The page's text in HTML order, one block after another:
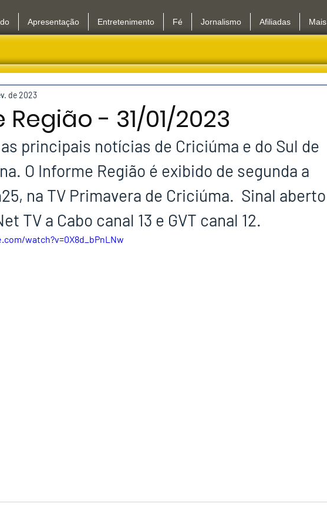
Apresentação Entretenimento Fé Jornalismo Afiliadas Mais
- 31/01/2023
de 2023
principais notícias de Criciúma e do Sul de
O Informe Região é exibido de segunda a
na TV Primavera de Criciúma.  Sinal aberto
TV a Cabo canal 13 e GVT canal 12.
watch?v=0X8d_bPnLNw